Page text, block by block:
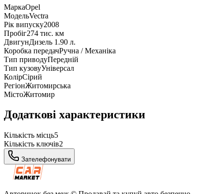
МаркаOpel
МодельVectra
Рік випуску2008
Пробіг274 тис. км
ДвигунДизель 1.90 л.
Коробка передачРучна / Механіка
Тип приводуПередній
Тип кузовуУніверсал
КолірСірий
РегіонЖитомирська
МістоЖитомир
Додаткові характеристики
Кількість місць5
Кількість ключів2
Зателефонувати